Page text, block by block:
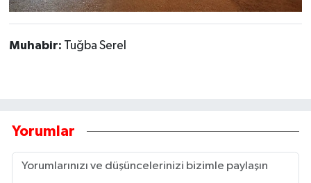
Muhabir: Tuğba Serel
Yorumlar